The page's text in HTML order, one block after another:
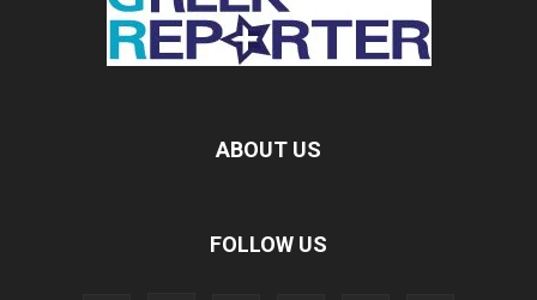
ABOUT US
FOLLOW US